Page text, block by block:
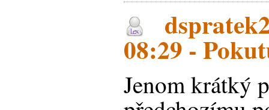
08:29 -
Jenom krátký